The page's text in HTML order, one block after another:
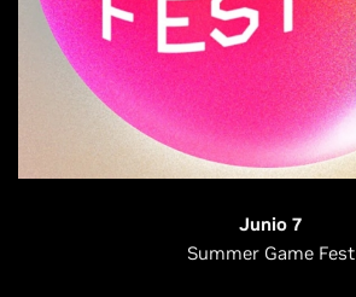
Junio 7
Summer Game Fest